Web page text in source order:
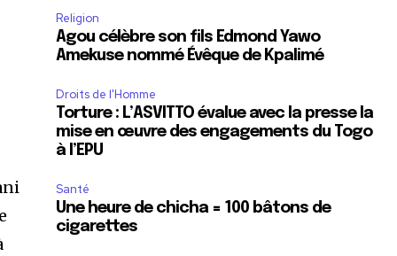
Religion
Agou célèbre son fils Edmond Yawo
Amekuse nommé Évêque de Kpalimé
Droits de l'Homme
Torture : L’ASVITTO évalue avec la presse la
mise en œuvre des engagements du Togo
à l’EPU
Santé
Une heure de chicha = 100 bâtons de
cigarettes